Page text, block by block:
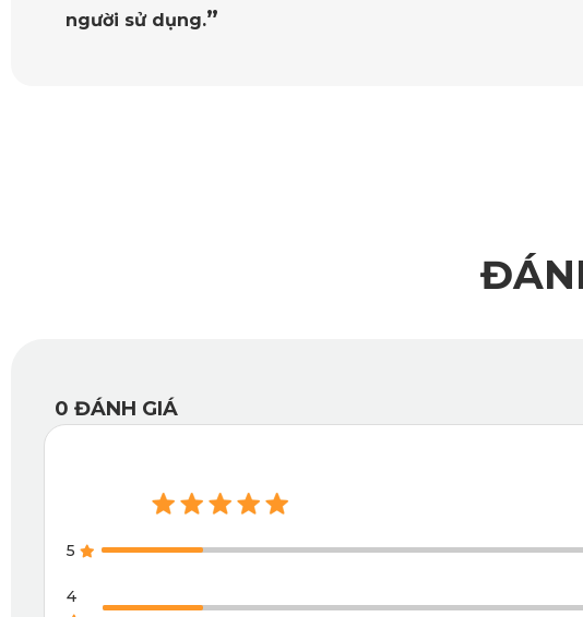
có độ dày lý tưởng 2mm, vừa đủ để
cương chống trơn trượt, tạo cảm giác chắc chắn khi di chuyển trong
Thảm có bề mặt kháng nước, chống nấm mốc hiệu quả. Điều này cực
người sử dụng.”
0 ĐÁNH GIÁ
5
4